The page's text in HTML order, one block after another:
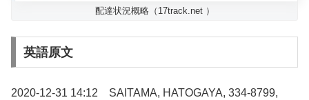
配達状況概略（17track.net ）
英語原文
2020-12-31 14:12 SAITAMA, HATOGAYA, 334-8799,